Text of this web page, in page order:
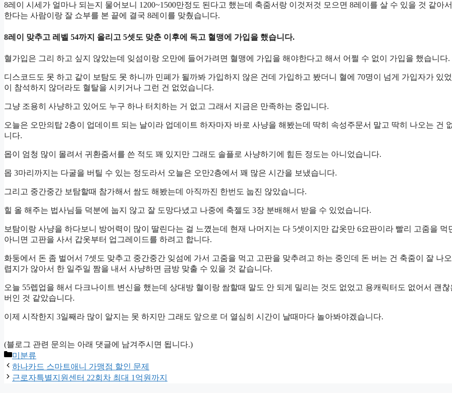
8레이 시세가 얼마나 되는지 물어보니 1200~1500만정도 된다고 했는데 축줌서랑 이것저것 모으면 8레이를 살 수 있을 것 같아
한다는 사람이랑 잘 쇼부를 본 끝에 결국 8레이를 맞췄습니다.
8레이 맞추고 레벨 54까지 올리고 5셋도 맞춘 이후에 독고 혈맹에 가입을 했습니다.
혈가입은 그리 하고 싶지 않았는데 잊섬이랑 오만에 들어가려면 혈맹에 가입을 해야한다고 해서 어쩔 수 없이 가입을 했습니다.
디스코드도 못 하고 같이 보탐도 못 하니까 민폐가 될까봐 가입하지 않은 건데 가입하고 봤더니 혈에 70명이 넘게 가입자가 있
이 참석하지 않더라도 혈탈을 시키거나 그런 건 없었습니다.
그냥 조용히 사냥하고 있어도 누구 하나 터치하는 거 없고 그래서 지금은 만족하는 중입니다.
오늘은 오만의탑 2층이 업데이트 되는 날이라 업데이트 하자마자 바로 사냥을 해봤는데 딱히 속성주문서 말고 딱히 나오는 건
니다.
몹이 엄청 많이 몰려서 귀환줌서를 쓴 적도 꽤 있지만 그래도 솔플로 사냥하기에 힘든 정도는 아니었습니다.
몹 3마리까지는 다굴을 버틸 수 있는 정도라서 오늘은 오만2층에서 꽤 많은 시간을 보냈습니다.
그리고 중간중간 보탐할때 참가해서 쌈도 해봤는데 아직까진 한번도 눕진 않았습니다.
힐 올 해주는 법사님들 덕분에 눕지 않고 잘 도망다녔고 나중에 축젤도 3장 분배해서 받을 수 있었습니다.
보탐이랑 사냥을 하다보니 방어력이 많이 딸린다는 걸 느꼈는데 현재 나머지는 다 5셋이지만 갑옷만 6요판이라 빨리 고줌을 먹
아니면 고판을 사서 갑옷부터 업그레이드를 하려고 합니다.
화둥에서 돈 좀 벌어서 7셋도 맞추고 중간중간 잊섬에 가서 고줌을 먹고 고판을 맞추려고 하는 중인데 돈 버는 건 축줌이 잘 나
렵지가 않아서 한 일주일 짬을 내서 사냥하면 금방 맞출 수 있을 것 같습니다.
오늘 55렙업을 해서 다크나이트 변신을 했는데 상대방 혈이랑 쌈할때 말도 안 되게 밀리는 것도 없었고 용캐릭터도 없어서 괜찮
버인 것 같았습니다.
이제 시작한지 3일째라 많이 알지는 못 하지만 그래도 앞으로 더 열심히 시간이 날때마다 놀아봐야겠습니다.
(블로그 관련 문의는 아래 댓글에 남겨주시면 됩니다.)
Categories
미분류
하나카드 스마트애니 가맹점 할인 문제
근로자특별지원센터 22회차 최대 1억원까지